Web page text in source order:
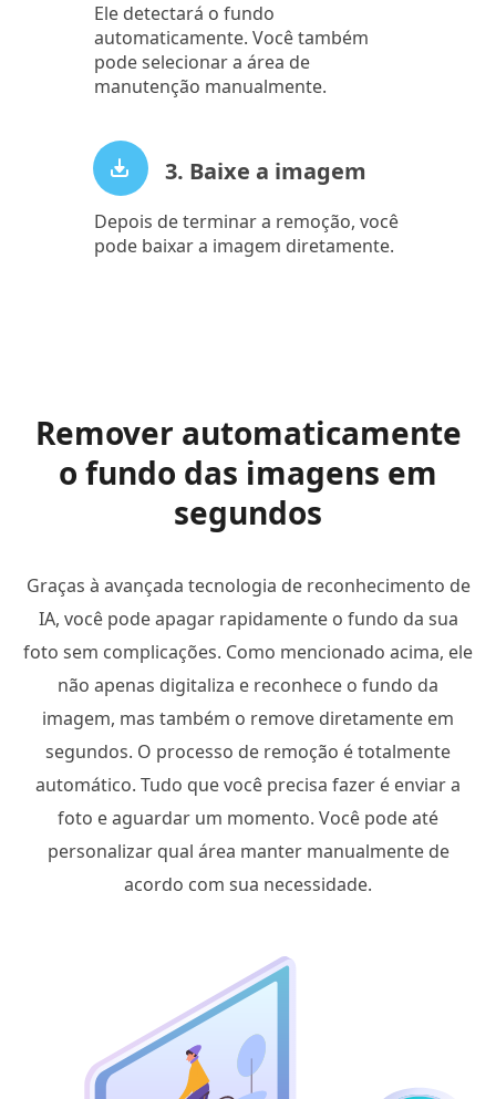
Ele detectará o fundo
automaticamente. Você também
pode selecionar a área de
manutenção manualmente.
3. Baixe a imagem
Depois de terminar a remoção, você
pode baixar a imagem diretamente.
Remover automaticamente
o fundo das imagens em
segundos
Graças à avançada tecnologia de reconhecimento de
IA, você pode apagar rapidamente o fundo da sua
foto sem complicações. Como mencionado acima, ele
não apenas digitaliza e reconhece o fundo da
imagem, mas também o remove diretamente em
segundos. O processo de remoção é totalmente
automático. Tudo que você precisa fazer é enviar a
foto e aguardar um momento. Você pode até
personalizar qual área manter manualmente de
acordo com sua necessidade.